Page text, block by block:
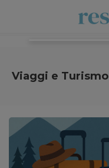
Viaggi e Turismo